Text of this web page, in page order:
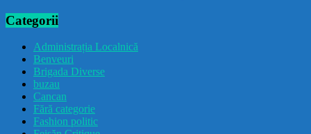
Categorii
Administrația Localnică
Benveuri
Brigada Diverse
buzau
Cancan
Fără categorie
Fashion politic